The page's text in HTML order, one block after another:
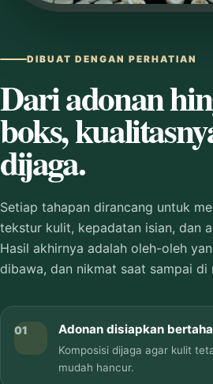
DIBUAT DENGAN PERHATIAN
Dari adonan
boks,
dijaga.
Setiap tahapan dirancang untuk
tekstur kulit, kepadatan isian, dan
Hasil akhirnya adalah oleh-oleh
dibawa, dan nikmat saat sampai di
01 Adonan disiapkan
Komposisi dijaga agar kulit
mudah hancur.